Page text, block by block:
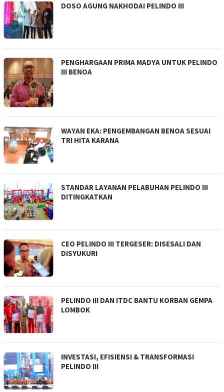
DOSO AGUNG NAKHODAI PELINDO III
PENGHARGAAN PRIMA MADYA UNTUK PELINDO
III BENOA
WAYAN EKA: PENGEMBANGAN BENOA SESUAI
TRI HITA KARANA
STANDAR LAYANAN PELABUHAN PELINDO III
DITINGKATKAN
CEO PELINDO III TERGESER: DISESALI DAN
DISYUKURI
PELINDO III DAN ITDC BANTU KORBAN GEMPA
LOMBOK
INVESTASI, EFISIENSI & TRANSFORMASI
PELINDO III